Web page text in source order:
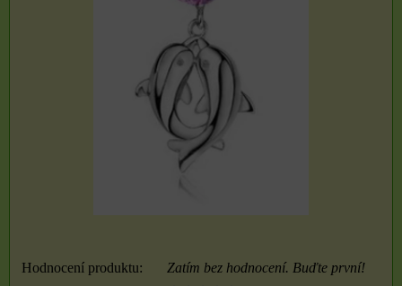
Hodnocení produktu:
Zatím bez hodnocení. Buďte první!